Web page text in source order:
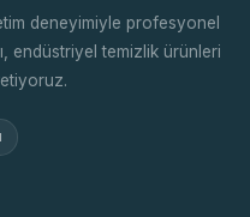
deneyimiyle profesyonel
endüstriyel temizlik ürünleri